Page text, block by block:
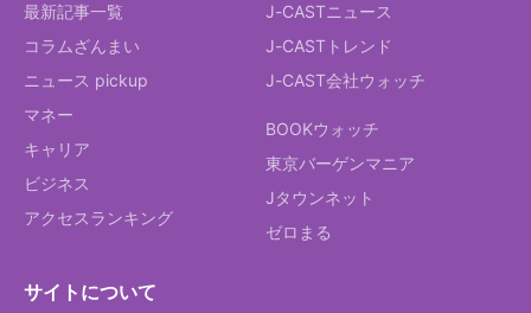
最新記事一覧
コラムざんまい
ニュース pickup
マネー
キャリア
ビジネス
アクセスランキング
J-CASTニュース
J-CASTトレンド
J-CAST会社ウォッチ
BOOKウォッチ
東京バーゲンマニア
Jタウンネット
ゼロまる
サイトについて